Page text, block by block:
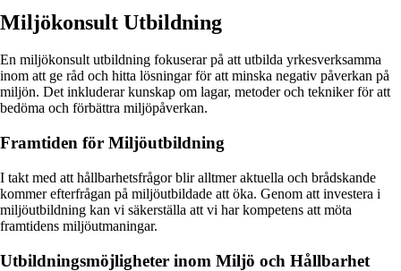
Miljökonsult Utbildning
En miljökonsult utbildning fokuserar på att utbilda yrkesverksamma
inom att ge råd och hitta lösningar för att minska negativ påverkan på
miljön. Det inkluderar kunskap om lagar, metoder och tekniker för att
bedöma och förbättra miljöpåverkan.
Framtiden för Miljöutbildning
I takt med att hållbarhetsfrågor blir alltmer aktuella och brådskande
kommer efterfrågan på miljöutbildade att öka. Genom att investera i
miljöutbildning kan vi säkerställa att vi har kompetens att möta
framtidens miljöutmaningar.
Utbildningsmöjligheter inom Miljö och Hållbarhet